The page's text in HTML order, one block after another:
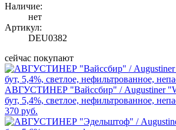
Наличие:
нет
Артикул:
DEU0382
сейчас покупают
АВГУСТИНЕР "Вайссбир" / Augustiner
бут, 5,4%, светлое, нефильтрованное,
370 руб.